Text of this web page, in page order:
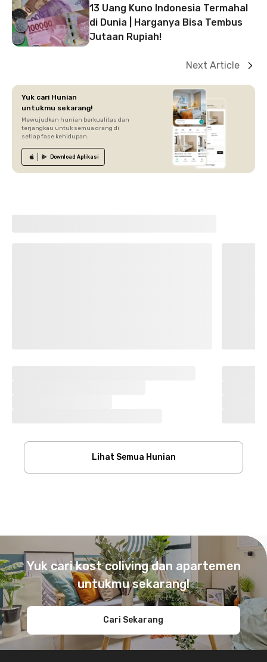
13 Uang Kuno Indonesia Termahal
di Dunia | Harganya Bisa Tembus
Jutaan Rupiah!
Next Article
Yuk cari Hunian
untukmu sekarang!
Mewujudkan hunian berkualitas dan
terjangkau untuk semua orang di
setiap fase kehidupan.
Download Aplikasi
Lihat Semua Hunian
Yuk cari kost coliving dan apartemen
untukmu sekarang!
Cari Sekarang